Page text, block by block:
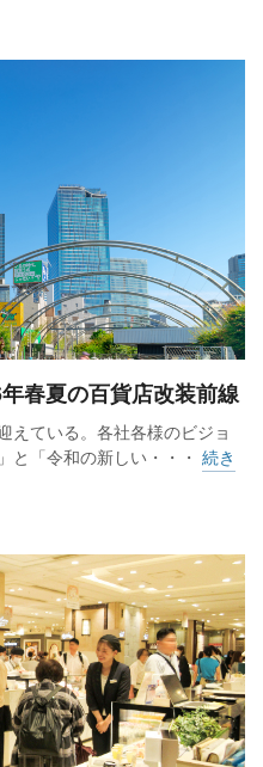
春夏の百貨店改装前線
えている。各社各様のビジョ
と「令和の新しい・・・ 続き